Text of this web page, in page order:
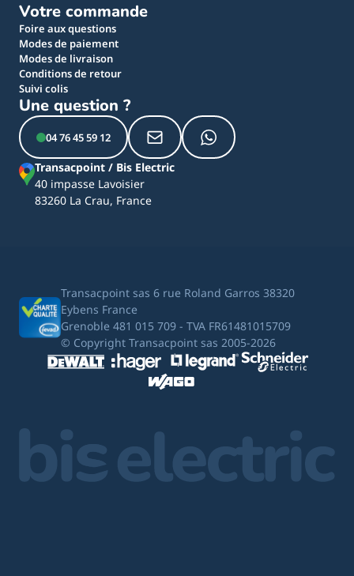
Votre commande
Foire aux questions
Modes de paiement
Modes de livraison
Conditions de retour
Suivi colis
Une question ?
04 76 45 59 12
Transacpoint / Bis Electric
40 impasse Lavoisier
83260 La Crau, France
Transacpoint sas 6 rue Roland Garros 38320
Eybens France
Grenoble 481 015 709 - TVA FR61481015709
© Copyright Transacpoint sas 2005-2026